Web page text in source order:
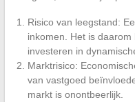
Risico van leegstand:
inkomen. Het is
investeren in
Marktrisico:
van vastgoed
markt is onontbeerlijk.